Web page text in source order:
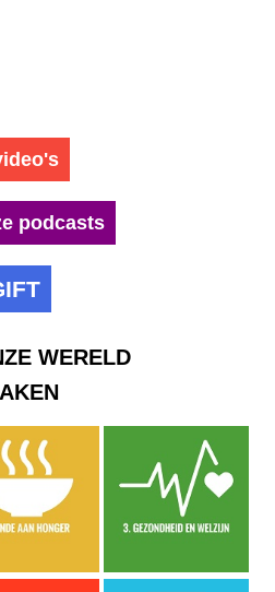
podcasts
WERELD